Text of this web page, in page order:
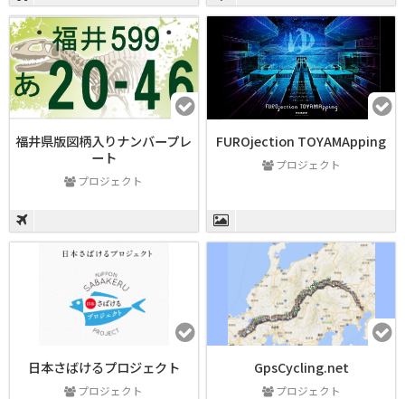
福井県版図柄入りナンバープレ
ート
プロジェクト
FUROjection TOYAMApping
プロジェクト
日本さばけるプロジェクト
プロジェクト
GpsCycling.net
プロジェクト